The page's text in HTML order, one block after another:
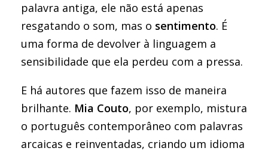
palavra antiga, ele não está apenas
resgatando o som, mas o sentimento. É
uma forma de devolver à linguagem a
sensibilidade que ela perdeu com a pressa.
E há autores que fazem isso de maneira
brilhante. Mia Couto, por exemplo, mistura
o português contemporâneo com palavras
arcaicas e reinventadas, criando um idioma